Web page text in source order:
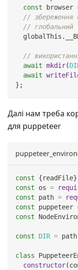
const browser
// збереження
// глобальний
  globalThis
.
//
await mkdir(
await
} ;
Далі нам треба
для puppeteer
const {readFile}
const os =
const path =
const puppeteer
const
const DIR = path
class
constructor(